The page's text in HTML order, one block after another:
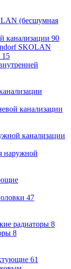
(бесшумная
канализации 90
SKOLAN
15
канализации
канализации
наружной
47
радиаторы 8
8
61